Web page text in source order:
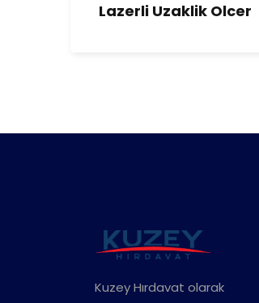
Lazerli Uzaklik Olcer
Kuzey Hırdavat olarak